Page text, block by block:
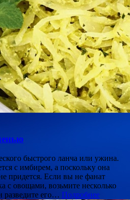
быстрого ланча или ужина.
с имбирем, а поскольку она
придется. Если вы не фанат
с овощами, возьмите несколько
разведите его… Подробнее